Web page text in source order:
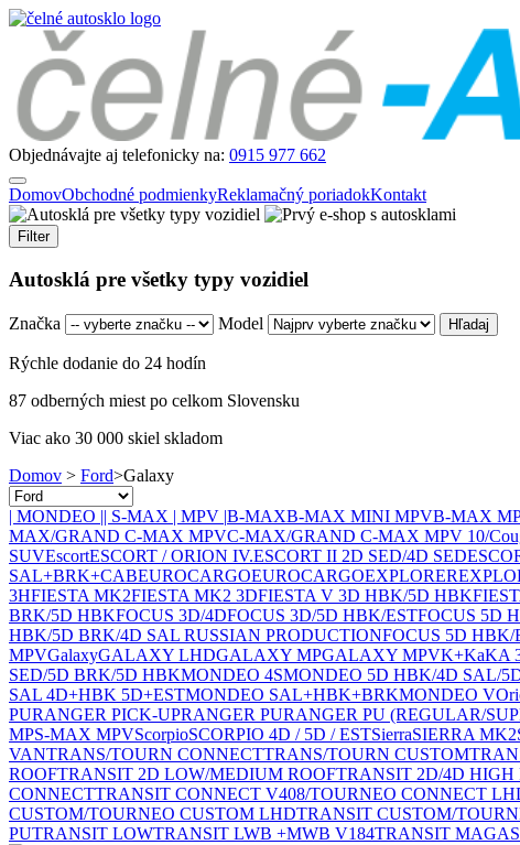
Objednávajte aj telefonicky na: 0915 977 662
DomovObchodné podmienkyReklamačný poriadokKontakt
Filter
Autosklá pre všetky typy vozidiel
Značka Model
Rýchle dodanie do 24 hodín
87 odberných miest po celkom Slovensku
Viac ako 30 000 skiel skladom
Domov > Ford>Galaxy
| MONDEO || S-MAX | MPV |B-MAXB-MAX MINI MPVB-MAX
MAX/GRAND C-MAX MPVC-MAX/GRAND C-MAX MPV 10/
SUVEscortESCORT / ORION IV.ESCORT II 2D SED/4D SED
SAL+BRK+CABEUROCARGOEUROCARGOEXPLORER
3HFIESTA MK2FIESTA MK2 3DFIESTA V 3D HBK/5D HBK
BRK/5D HBKFOCUS 3D/4DFOCUS 3D/5D HBK/ESTFOCUS 5D
HBK/5D BRK/4D SAL RUSSIAN PRODUCTIONFOCUS 5D HBK/
MPVGalaxyGALAXY LHDGALAXY MPGALAXY MPVK+KaKA
SED/5D BRK/5D HBKMONDEO 4SMONDEO 5D HBK/4D SAL/
SAL 4D+HBK 5D+ESTMONDEO SAL+HBK+BRKMONDEO V
PURANGER PICK-UPRANGER PURANGER PU (REGULAR/
MPS-MAX MPVScorpioSCORPIO 4D / 5D / ESTSierraSIERRA MK2
VANTRANS/TOURN CONNECTTRANS/TOURN CUSTOM
ROOFTRANSIT 2D LOW/MEDIUM ROOFTRANSIT 2D/4D HIGH
CONNECTTRANSIT CONNECT V408/TOURNEO CONNECT
CUSTOM/TOURNEO CUSTOM LHDTRANSIT CUSTOM/
PUTRANSIT LOWTRANSIT LWB +MWB V184TRANSIT MAGAS